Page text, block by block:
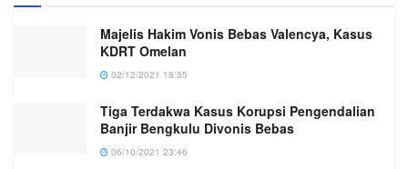
Majelis Hakim Vonis Bebas Valencya, Kasus
KDRT Omelan
02/12/2021 18:35
Tiga Terdakwa Kasus Korupsi Pengendalian
Banjir Bengkulu Divonis Bebas
06/10/2021 23:46